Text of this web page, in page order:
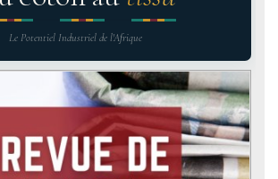
Le Potentiel Industriel de l'Afrique